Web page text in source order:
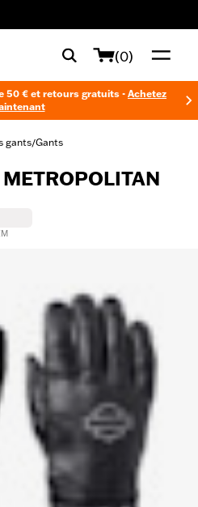
(0)
50 € et retours gratuits - Achetez
gants/Gants